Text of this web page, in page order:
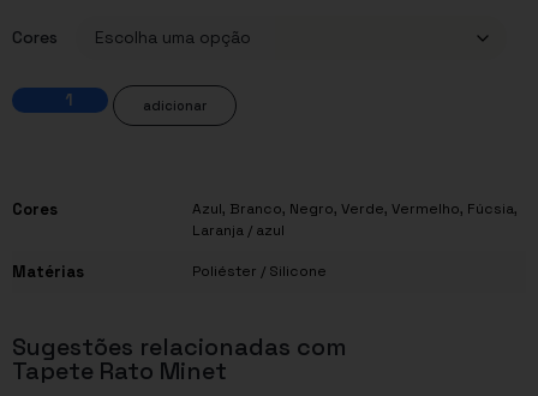
Cores
adicionar
Cores Azul, Branco, Negro, Verde, Vermelho, Fúcsia,
Laranja / azul
Matérias Poliéster / Silicone
Sugestões relacionadas com
Tapete Rato Minet